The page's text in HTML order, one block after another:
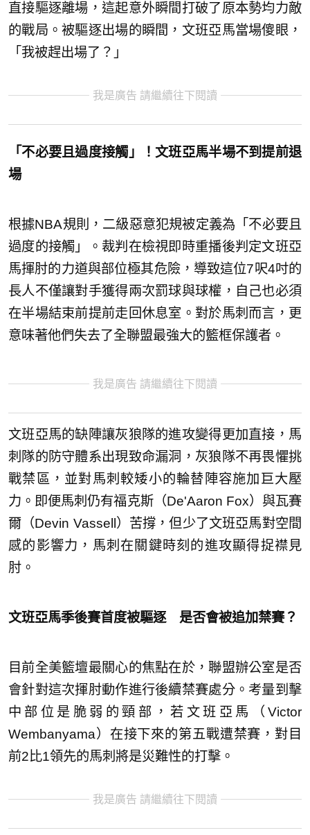
直接驅逐離場，這起意外瞬間打破了原本勢均力敵
的戰局。被驅逐出場的瞬間，文班亞馬當場傻眼，
「我被趕出場了？」
我是廣告 請繼續往下閱讀
「不必要且過度接觸」！文班亞馬半場不到提前退
場
根據NBA規則，二級惡意犯規被定義為「不必要且
過度的接觸」。裁判在檢視即時重播後判定文班亞
馬揮肘的力道與部位極其危險，導致這位7呎4吋的
長人不僅讓對手獲得兩次罰球與球權，自己也必須
在半場結束前提前走回休息室。對於馬刺而言，更
意味著他們失去了全聯盟最強大的籃框保護者。
我是廣告 請繼續往下閱讀
文班亞馬的缺陣讓灰狼隊的進攻變得更加直接，馬
刺隊的防守體系出現致命漏洞，灰狼隊不再畏懼挑
戰禁區，並對馬刺較矮小的輪替陣容施加巨大壓
力。即便馬刺仍有福克斯（De'Aaron Fox）與瓦賽
爾（Devin Vassell）苦撐，但少了文班亞馬對空間
感的影響力，馬刺在關鍵時刻的進攻顯得捉襟見
肘。
文班亞馬季後賽首度被驅逐 是否會被追加禁賽？
目前全美籃壇最關心的焦點在於，聯盟辦公室是否
會針對這次揮肘動作進行後續禁賽處分。考量到擊
中部位是脆弱的頸部，若文班亞馬（Victor
Wembanyama）在接下來的第五戰遭禁賽，對目
前2比1領先的馬刺將是災難性的打擊。
我是廣告 請繼續往下閱讀